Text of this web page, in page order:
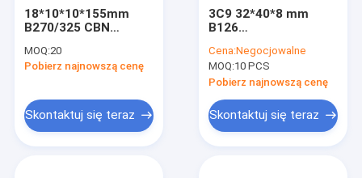
18*10*10*155mm
B270/325 CBN
na zużycie
cylindryczna
współrzędne
szlifowanie
MOQ:20
Pobierz najnowszą cenę
Skontaktuj się teraz
3C9 32*40*8 mm
B126
szlifier CBN
Cena:Negocjowalne
MOQ:10 PCS
Pobierz najnowszą cenę
Skontaktuj się teraz